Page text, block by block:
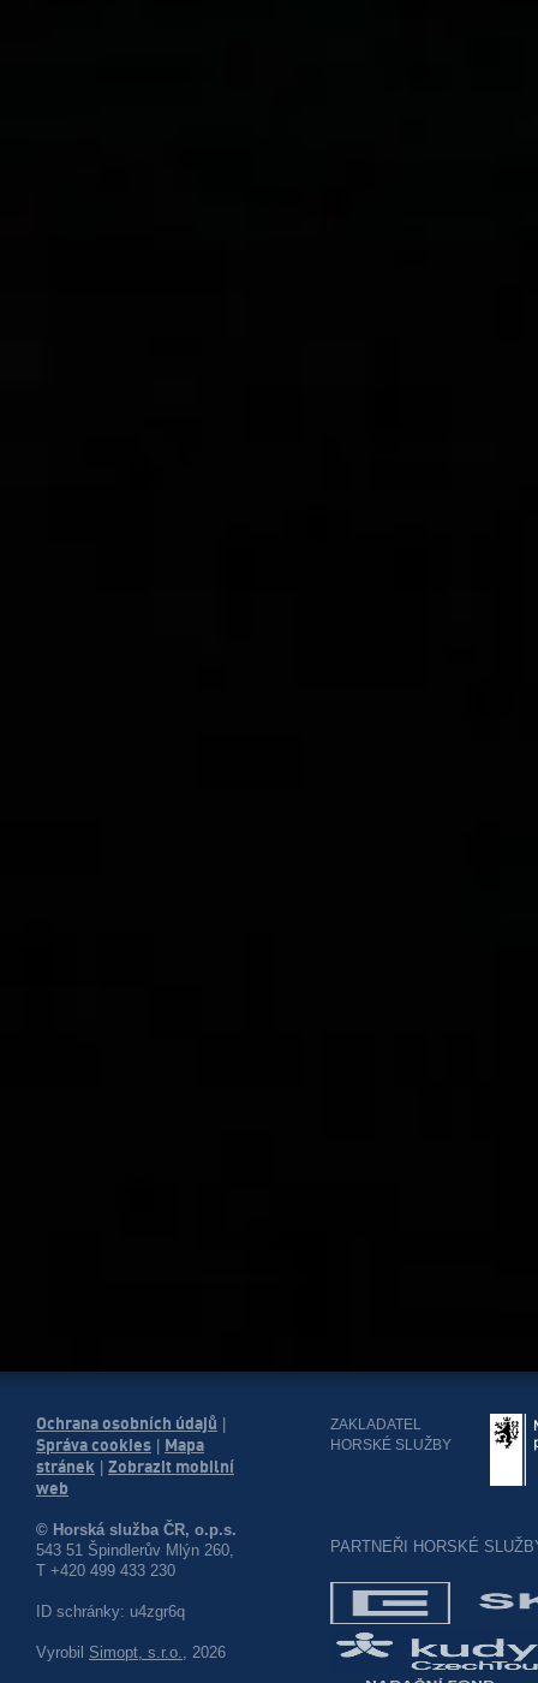
Ochrana osobních údajů
Správa cookies
Mapa
stránek
Zobrazit mobilní
web
© Horská služba ČR, o.p.s.
543 51 Špindlerův Mlýn 260,
T +420 499 433 230
ID schránky: u4zgr6q
Vyrobil Simopt, s.r.o., 2026
ZAKLADATEL
HORSKÉ SLUŽBY
PARTNEŘI HORSKÉ